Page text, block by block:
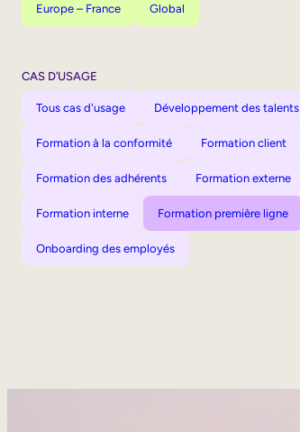
Europe – France Global
CAS D’USAGE
Tous cas d'usage Développement des talents
Formation à la conformité Formation client
Formation des adhérents Formation externe
Formation interne Formation première ligne
Onboarding des employés